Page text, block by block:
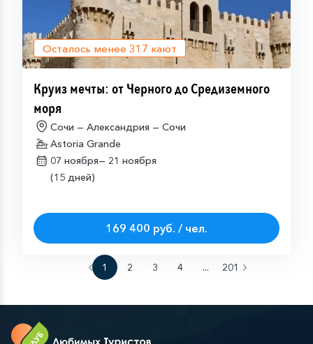
Осталось менее 317 кают
Круиз мечты: от Черного до Средиземного
моря
Сочи — Александрия — Сочи
Astoria Grande
07 ноября— 21 ноября
(15 дней)
169 400 руб. / чел.
1 2 3 4 ... 201